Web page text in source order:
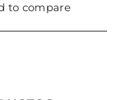
to compare